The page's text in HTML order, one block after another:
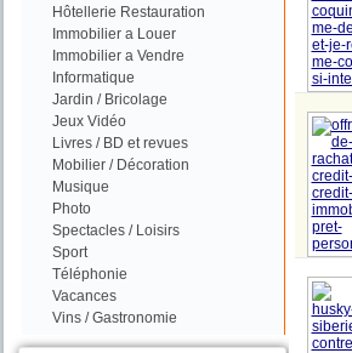
Hôtellerie Restauration
Immobilier a Louer
Immobilier a Vendre
Informatique
Jardin / Bricolage
Jeux Vidéo
Livres / BD et revues
Mobilier / Décoration
Musique
Photo
Spectacles / Loisirs
Sport
Téléphonie
Vacances
Vins / Gastronomie